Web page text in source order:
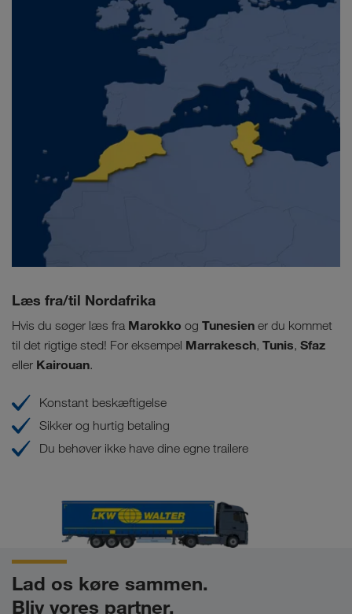
Læs fra/til Nordafrika
Hvis du søger læs fra Marokko og Tunesien er du kommet
til det rigtige sted! For eksempel Marrakesch, Tunis, Sfaz
eller Kairouan.
Konstant beskæftigelse
Sikker og hurtig betaling
Du behøver ikke have dine egne trailere
Lad os køre sammen.
Bliv vores partner.